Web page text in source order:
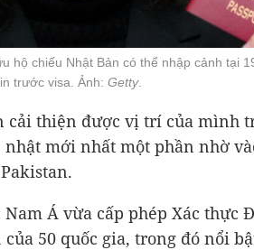
hộ chiếu Nhật Bản có thể nhập cảnh tại
trước visa. Ảnh: Getty.
cải thiện được vị trí của mình
nhật mới nhất một phần nhờ
Á vừa cấp phép Xác thực
của 50 quốc gia, trong đó nổi